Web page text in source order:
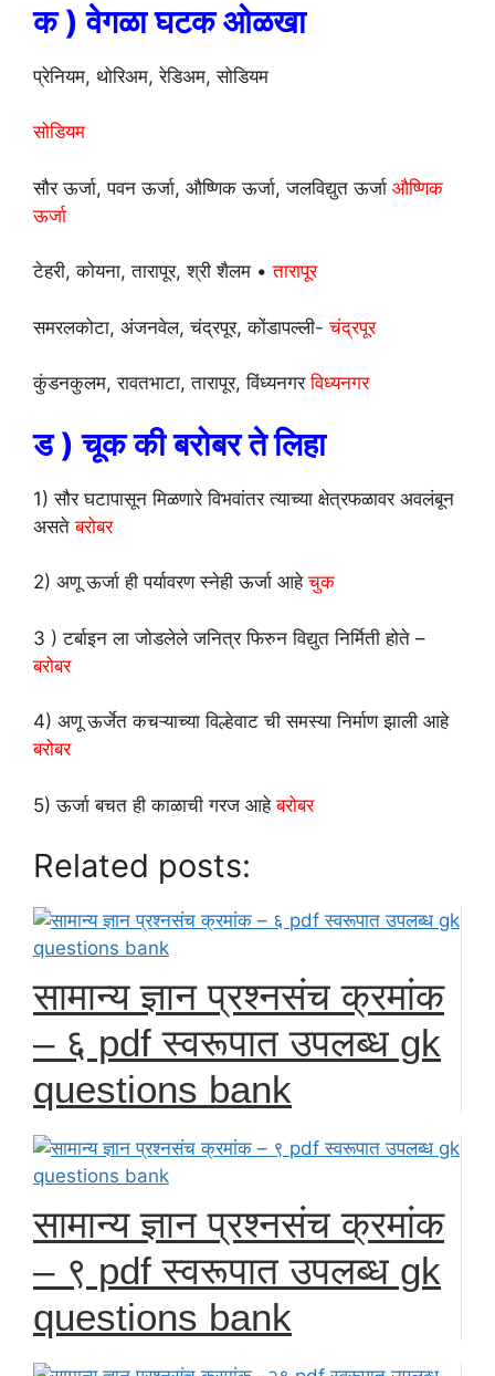
क ) वेगळा घटक ओळखा
प्रेनियम, थोरिअम, रेडिअम, सोडियम
सोडियम
सौर ऊर्जा, पवन ऊर्जा, औष्णिक ऊर्जा, जलविद्युत ऊर्जा औष्णिक
ऊर्जा
टेहरी, कोयना, तारापूर, श्री शैलम •तारापूर
समरलकोटा, अंजनवेल, चंद्रपूर, कोंडापल्ली-चंद्रपूर
कुंडनकुलम, रावतभाटा, तारापूर, विंध्यनगरविध्यनगर
ड ) चूक की बरोबर ते लिहा
1) सौर घटापासून मिळणारे विभवांतर त्याच्या क्षेत्रफळावर अवलंबून
असतेबरोबर
2) अणू ऊर्जा ही पर्यावरण स्नेही ऊर्जा आहेचुक
3 ) टर्बाइन ला जोडलेले जनित्र फिरुन विद्युत निर्मिती होते –
बरोबर
4) अणू ऊर्जेत कचऱ्याच्या विल्हेवाट ची समस्या निर्माण झाली आहे
बरोबर
5) ऊर्जा बचत ही काळाची गरज आहेबरोबर
Related posts:
सामान्य ज्ञान प्रश्नसंच क्रमांक
– ६ pdf स्वरूपात उपलब्ध gk
questions bank
सामान्य ज्ञान प्रश्नसंच क्रमांक
– ९ pdf स्वरूपात उपलब्ध gk
questions bank